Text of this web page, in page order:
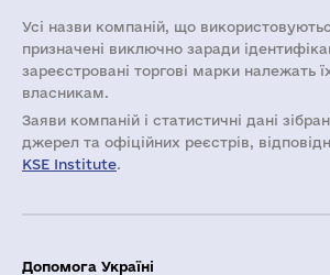
Усі назви компаній, що
призначені виключно заради
зареєстровані торгові марки належать
власникам.
Заяви компаній i статистичні дані
джерел та офіційних реєстрів,
KSE Institute.
Допомога Україні